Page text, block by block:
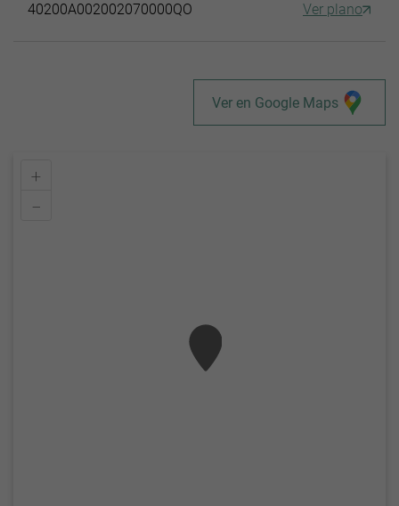
40200A002002070000QO Ver plano
Ver en Google Maps
+
–